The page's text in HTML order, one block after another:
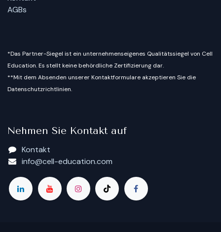
AGBs
*Das Partner-Siegel ist ein unternehmenseigenes Qualitätssiegel von Cell
Education. Es stellt keine behördliche Zertifizierung dar.
**Mit dem Absenden unserer Kontaktformulare akzeptieren Sie die
Datenschutzrichtlinien.
Nehmen Sie Kontakt auf
Kontakt
info@cell-education.com